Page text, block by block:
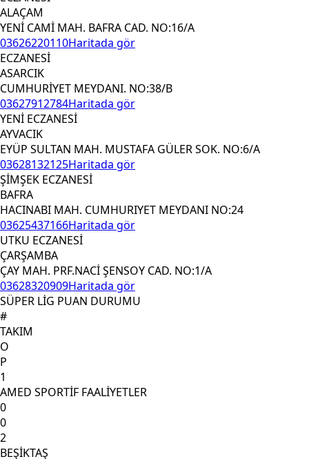
ALAÇAM
YENİ CAMİ MAH. BAFRA CAD. NO:16/A
03626220110Haritada gör
ECZANESİ
ASARCIK
CUMHURİYET MEYDANI. NO:38/B
03627912784Haritada gör
YENİ ECZANESİ
AYVACIK
EYÜP SULTAN MAH. MUSTAFA GÜLER SOK. NO:6/A
03628132125Haritada gör
ŞİMŞEK ECZANESİ
BAFRA
HACINABI MAH. CUMHURIYET MEYDANI NO:24
03625437166Haritada gör
UTKU ECZANESİ
ÇARŞAMBA
ÇAY MAH. PRF.NACİ ŞENSOY CAD. NO:1/A
03628320909Haritada gör
SÜPER LİG PUAN DURUMU
#
TAKIM
O
P
1
AMED SPORTİF FAALİYETLER
0
0
2
BEŞİKTAŞ